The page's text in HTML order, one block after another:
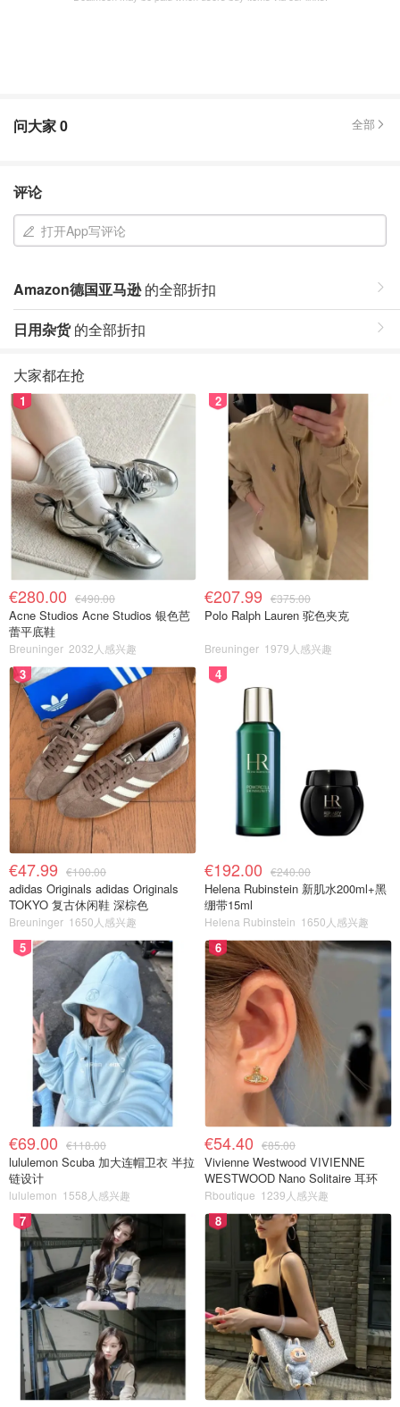
问大家0 全部
评论
打开App写评论
Amazon德国亚马逊的全部折扣
日用杂货的全部折扣
大家都在抢
1
€280.00 €490.00
Acne Studios Acne Studios 银色芭
蕾平底鞋
Breuninger 2032人感兴趣
2
€207.99 €375.00
Polo Ralph Lauren 驼色夹克
Breuninger 1979人感兴趣
3
€47.99 €100.00
adidas Originals adidas Originals
TOKYO 复古休闲鞋 深棕色
Breuninger 1650人感兴趣
4
€192.00 €240.00
Helena Rubinstein 新肌水200ml+黑
绷带15ml
Helena Rubinstein 1650人感兴趣
5
€69.00 €118.00
lululemon Scuba 加大连帽卫衣 半拉
链设计
lululemon 1558人感兴趣
6
€54.40 €85.00
Vivienne Westwood VIVIENNE
WESTWOOD Nano Solitaire 耳环
Rboutique 1239人感兴趣
7 8